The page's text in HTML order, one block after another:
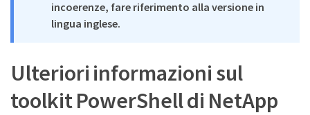
incoerenze, fare riferimento alla versione in
lingua inglese.
Ulteriori informazioni sul
toolkit PowerShell di NetApp